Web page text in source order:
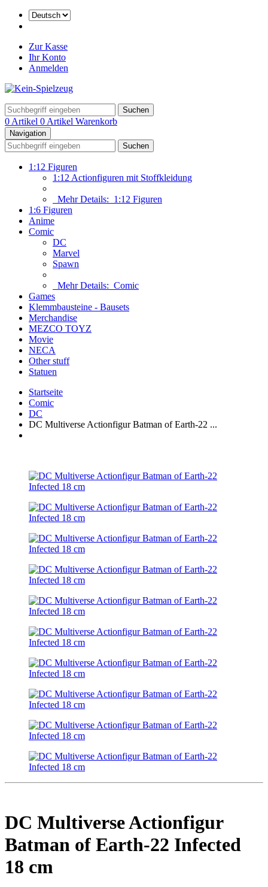
Zur Kasse
Ihr Konto
Anmelden
Suchen
0 Artikel 0 Artikel Warenkorb
Navigation
Suchen
1:12 Figuren
1:12 Actionfiguren mit Stoffkleidung
Mehr Details: 1:12 Figuren
1:6 Figuren
Anime
Comic
DC
Marvel
Spawn
Mehr Details: Comic
Games
Klemmbausteine - Bausets
Merchandise
MEZCO TOYZ
Movie
NECA
Other stuff
Statuen
Startseite
Comic
DC
DC Multiverse Actionfigur Batman of Earth-22 ...
DC Multiverse Actionfigur
Batman of Earth-22 Infected
18 cm